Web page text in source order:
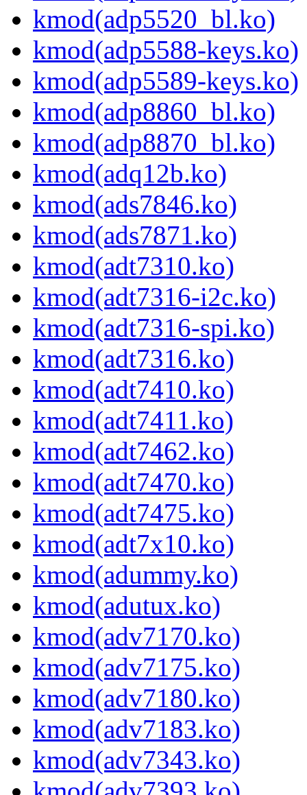
kmod(adp5520_bl.ko)
kmod(adp5588-keys.ko)
kmod(adp5589-keys.ko)
kmod(adp8860_bl.ko)
kmod(adp8870_bl.ko)
kmod(adq12b.ko)
kmod(ads7846.ko)
kmod(ads7871.ko)
kmod(adt7310.ko)
kmod(adt7316-i2c.ko)
kmod(adt7316-spi.ko)
kmod(adt7316.ko)
kmod(adt7410.ko)
kmod(adt7411.ko)
kmod(adt7462.ko)
kmod(adt7470.ko)
kmod(adt7475.ko)
kmod(adt7x10.ko)
kmod(adummy.ko)
kmod(adutux.ko)
kmod(adv7170.ko)
kmod(adv7175.ko)
kmod(adv7180.ko)
kmod(adv7183.ko)
kmod(adv7343.ko)